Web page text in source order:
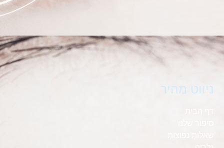
ניווט מהיר